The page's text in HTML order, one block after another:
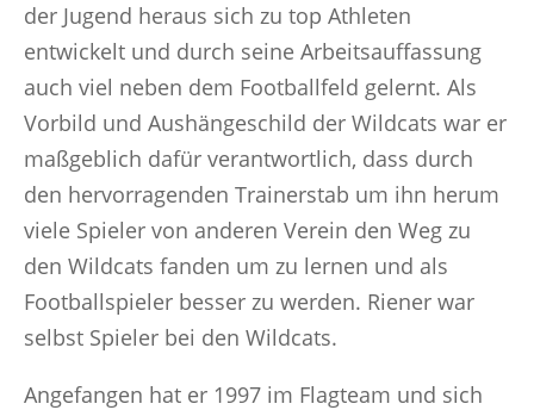
der Jugend heraus sich zu top Athleten
entwickelt und durch seine Arbeitsauffassung
auch viel neben dem Footballfeld gelernt. Als
Vorbild und Aushängeschild der Wildcats war er
maßgeblich dafür verantwortlich, dass durch
den hervorragenden Trainerstab um ihn herum
viele Spieler von anderen Verein den Weg zu
den Wildcats fanden um zu lernen und als
Footballspieler besser zu werden. Riener war
selbst Spieler bei den Wildcats.
Angefangen hat er 1997 im Flagteam und sich